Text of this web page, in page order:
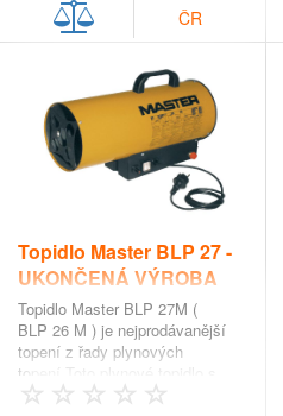
ČR
Topidlo Master BLP 27 -
UKONČENÁ VÝROBA
Topidlo Master BLP 27M (
BLP 26 M ) je nejprodávanější
topení z řady plynových
topení.Toto plynové topidlo s
ručním piezo zapalov…